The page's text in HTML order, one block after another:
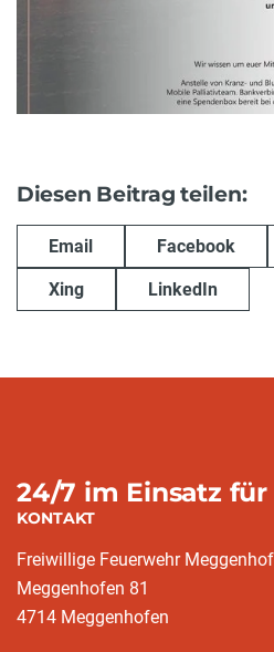
Diesen Beitrag teilen:
Email Facebook
Xing LinkedIn
24/7 im Einsatz
KONTAKT
Freiwillige Feuerwehr
Meggenhofen 81
4714 Meggenhofen